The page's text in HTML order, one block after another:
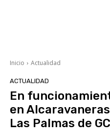
Inicio Actualidad
ACTUALIDAD
En
en
Las Palmas de GC